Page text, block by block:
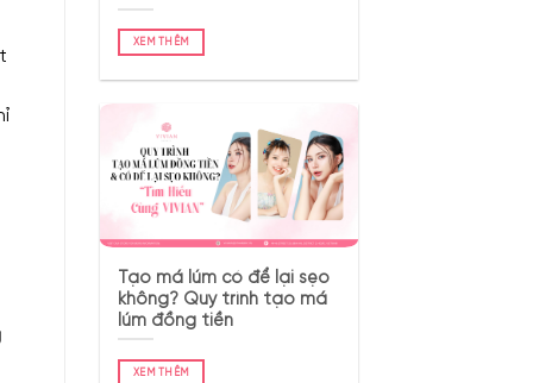
XEM THÊM
Tạo má lúm có để lại sẹo
không? Quy trình tạo má
lúm đồng tiền
XEM THÊM